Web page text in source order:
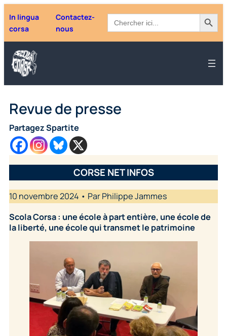
In lingua
corsa
Contactez-
nous
Search
for:
Search Button
Revue de presse
Partagez Spartite
CORSE NET INFOS
10 novembre 2024 • Par Philippe Jammes
Scola Corsa : une école à part entière, une école de
la liberté, une école qui transmet le patrimoine